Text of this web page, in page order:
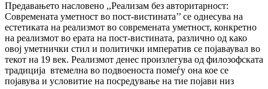
Предавањето насловено ,,Реализам без авторитарност:
Современата уметност во пост-вистината’’ се однесува на
естетиката на реализмот во современaта уметност, конкретно
на реализмот во ерата на пост-вистината, различно од како
овој уметнички стил и политички императив се поjaваувал во
текот на 19 век. Реализмот денес произлегува од филозофската
традиција втемелна во подвоеноста помеѓу она кое се
појавува и условитие на посредување на тие појави низ